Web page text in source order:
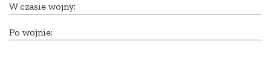
W czasie wojny:
Po wojnie: